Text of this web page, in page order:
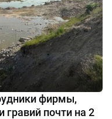
фирмы,
гравий почти на 2